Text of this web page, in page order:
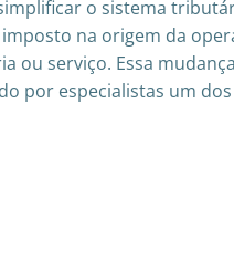
o sistema
na origem da
ou serviço. Essa
por especialistas um